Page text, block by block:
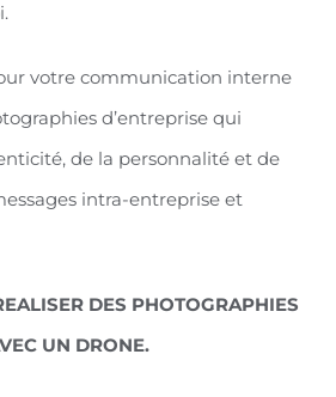
votre communication interne
d’entreprise qui
de la personnalité et de
intra-entreprise et
DES PHOTOGRAPHIES
UN DRONE.